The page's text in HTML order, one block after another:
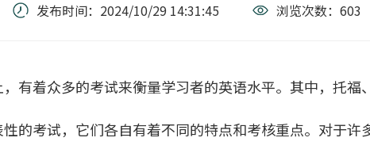
发布时间： 2024/10/29 14:31:45 浏览次数： 603
有着众多的考试来衡量学习者的英语水平。其中，托福
的考试，它们各自有着不同的特点和考核重点。对于许